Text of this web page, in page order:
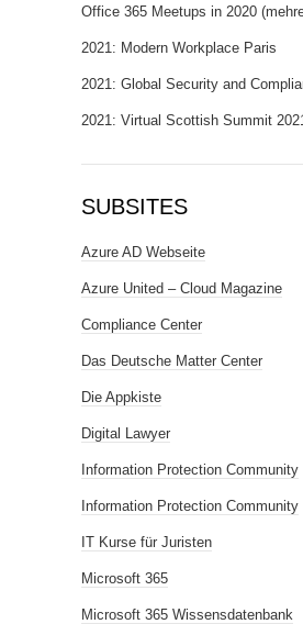
Office 365 Meetups in 2020
2021: Modern Workplace Paris
2021: Global Security and
2021: Virtual Scottish Summit
SUBSITES
Azure AD Webseite
Azure United – Cloud Magazine
Compliance Center
Das Deutsche Matter Center
Die Appkiste
Digital Lawyer
Information Protection Community
Information Protection Community
IT Kurse für Juristen
Microsoft 365
Microsoft 365 Wissensdatenbank